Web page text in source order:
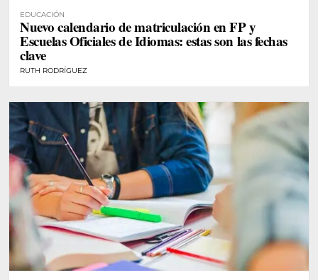
EDUCACIÓN
Nuevo calendario de matriculación en FP y
Escuelas Oficiales de Idiomas: estas son las fechas
clave
RUTH RODRÍGUEZ